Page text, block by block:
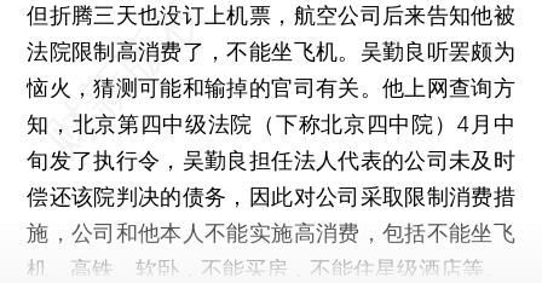
但折腾三天也没订上机票，航空公司后来告知他被
法院限制高消费了，不能坐飞机。吴勤良听罢颇为
恼火，猜测可能和输掉的官司有关。他上网查询方
知，北京第四中级法院（下称北京四中院）4月中
旬发了执行令，吴勤良担任法人代表的公司未及时
偿还该院判决的债务，因此对公司采取限制消费措
施，公司和他本人不能实施高消费，包括不能坐飞
机、高铁、软卧，不能买房，不能住星级酒店等。